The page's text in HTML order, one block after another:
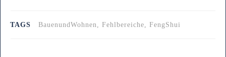
TAGS BauenundWohnen, Fehlbereiche, FengShui